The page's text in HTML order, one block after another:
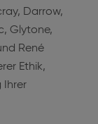
Darrow,
Glytone,
René
Ethik,
Ihrer